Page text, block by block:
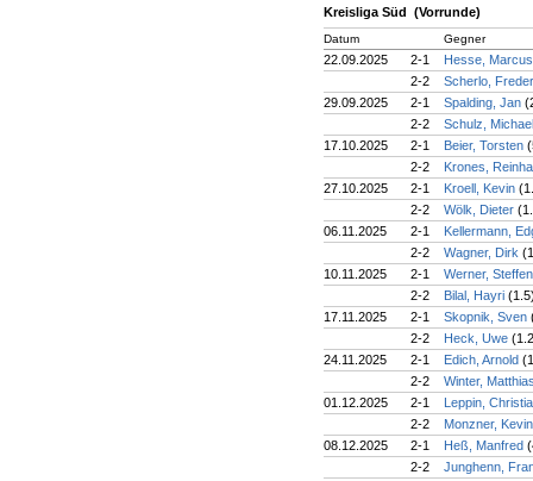
Kreisliga Süd (Vorrunde)
Datum Gegner
22.09.2025 2-1
Hesse,
2-2
Scherlo,
29.09.2025
2-1 Spalding, Jan
2-2
Schulz,
17.10.2025
2-1 Beier, Torsten
2-2
Krones,
27.10.2025
2-1 Kroell, Kevin
2-2
Wölk, Dieter
06.11.2025
2-1
Kellermann,
2-2
Wagner, Dirk
10.11.2025
2-1
Werner,
2-2
Bilal, Hayri
17.11.2025
2-1 Skopnik, Sven
2-2
Heck, Uwe
24.11.2025
2-1 Edich, Arnold
2-2
Winter,
01.12.2025
2-1
Leppin,
2-2
Monzner,
08.12.2025
2-1 Heß, Manfred
2-2
Junghenn,